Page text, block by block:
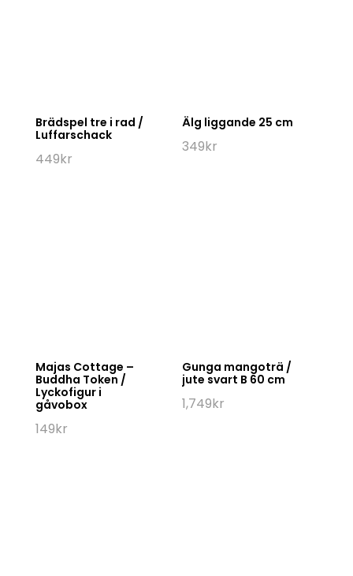
Brädspel tre i rad /
Luffarschack
449kr
Älg liggande 25 cm
349kr
Majas Cottage –
Buddha Token /
Lyckofigur i
gåvobox
149kr
Gunga mangoträ /
jute svart B 60 cm
1,749kr